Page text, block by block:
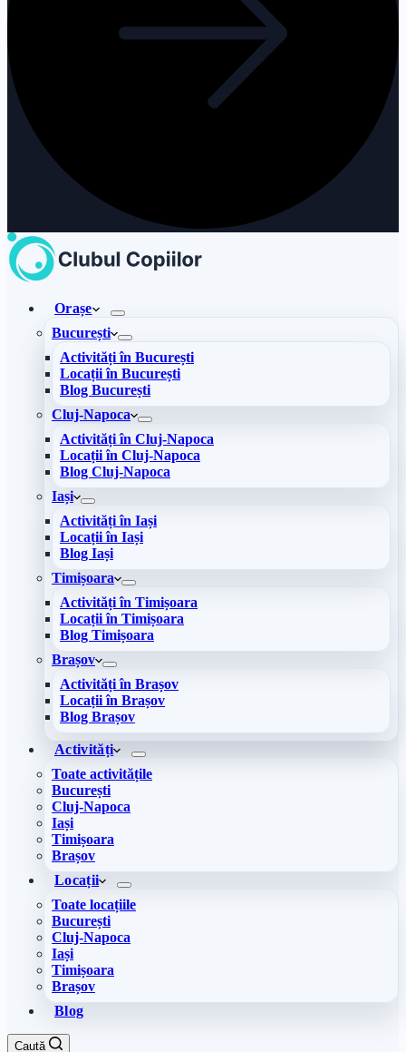
Orașe
București
Activități în București
Locații în București
Blog București
Cluj-Napoca
Activități în Cluj-Napoca
Locații în Cluj-Napoca
Blog Cluj-Napoca
Iași
Activități în Iași
Locații în Iași
Blog Iași
Timișoara
Activități în Timișoara
Locații în Timișoara
Blog Timișoara
Brașov
Activități în Brașov
Locații în Brașov
Blog Brașov
Activități
Toate activitățile
București
Cluj-Napoca
Iași
Timișoara
Brașov
Locații
Toate locațiile
București
Cluj-Napoca
Iași
Timișoara
Brașov
Blog
Caută